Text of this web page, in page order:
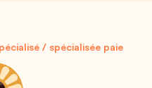
/ spécialisée paie